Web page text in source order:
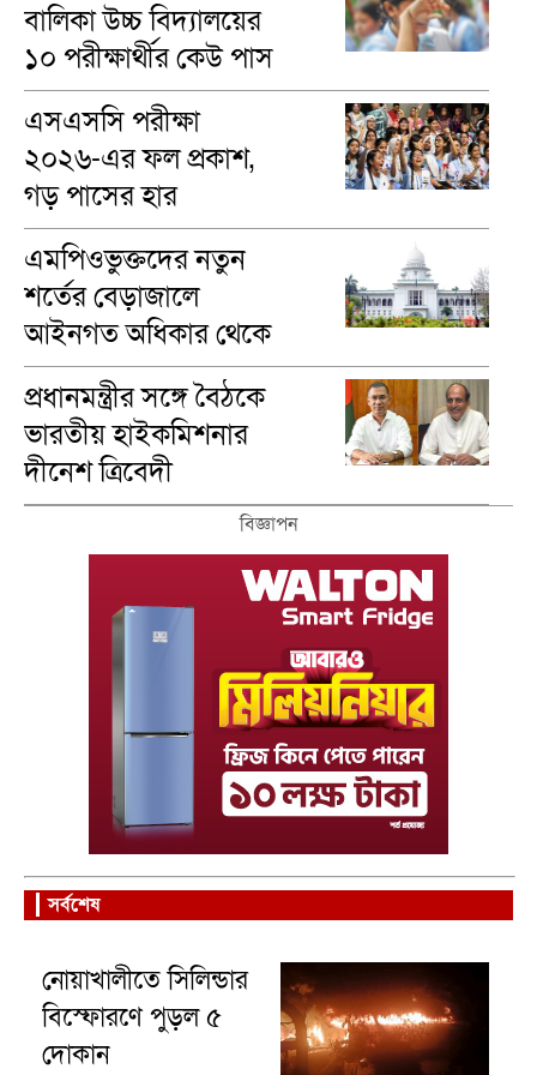
বালিকা উচ্চ বিদ্যালয়ের
১০ পরীক্ষার্থীর কেউ পাস
করেনি
এসএসসি পরীক্ষা
২০২৬-এর ফল প্রকাশ,
গড় পাসের হার
৬২.২৫%
এমপিওভুক্তদের নতুন
শর্তের বেড়াজালে
আইনগত অধিকার থেকে
বঞ্চিত করা যাবে না
প্রধানমন্ত্রীর সঙ্গে বৈঠকে
ভারতীয় হাইকমিশনার
দীনেশ ত্রিবেদী
বিজ্ঞাপন
সর্বশেষ
নোয়াখালীতে সিলিন্ডার
বিস্ফোরণে পুড়ল ৫
দোকান